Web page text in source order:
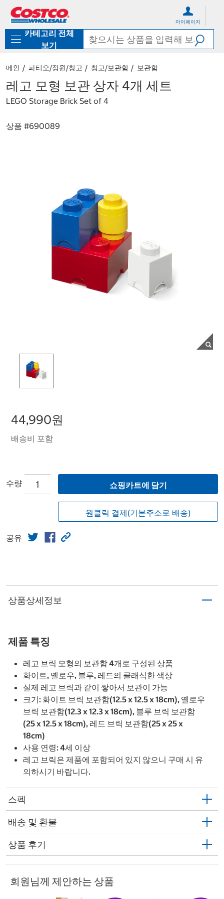
로
기
가
마이페이지
카테고리 전체
보기
메인 파티오/정원/창고 창고/보관함 보관함
레고 모형 보관 상자 4개 세트
LEGO Storage Brick Set of 4
상품 #690089
44,990원
배송비 포함
수량 쇼핑카트에 담기
원클릭 결제(기본주소로 배송)
공유
상품상세정보
제품 특징
레고 브릭 모형의 보관함 4개로 구성된 상품
화이트, 옐로우, 블루, 레드의 클래식한 색상
실제 레고 브릭과 같이 쌓아서 보관이 가능
크기: 화이트 브릭 보관함(12.5 x 12.5 x 18cm), 옐로우
브릭 보관함(12.3 x 12.3 x 18cm), 블루 브릭 보관함
(25 x 12.5 x 18cm), 레드 브릭 보관함(25 x 25 x
18cm)
사용 연령: 4세 이상
레고 브릭은 제품에 포함되어 있지 않으니 구매 시 유
의하시기 바랍니다.
스펙
배송 및 환불
상품 후기
회원님께 제안하는 상품